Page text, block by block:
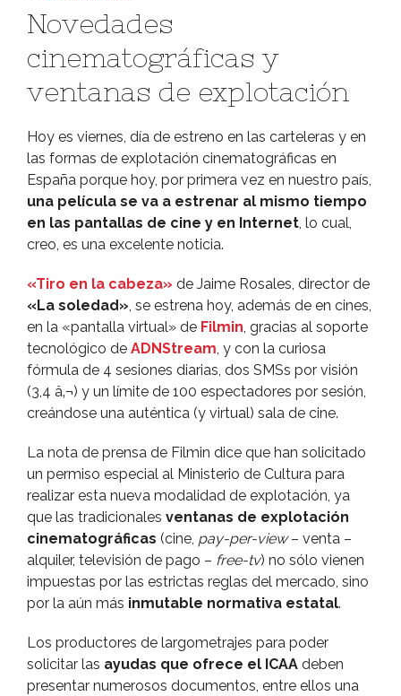
Novedades
cinematográficas y
ventanas de explotación
Hoy es viernes, dí­a de estreno en las carteleras y en
las formas de explotación cinematográficas en
España porque hoy, por primera vez en nuestro paí­s,
una pelí­cula se va a estrenar al mismo tiempo
en las pantallas de cine y en Internet, lo cual,
creo, es una excelente noticia.
«Tiro en la cabeza» de Jaime Rosales, director de
«La soledad», se estrena hoy, además de en cines,
en la «pantalla virtual» de Filmin, gracias al soporte
tecnológico de ADNStream, y con la curiosa
fórmula de 4 sesiones diarias, dos SMSs por visión
(3,4 â‚¬) y un lí­mite de 100 espectadores por sesión,
creándose una auténtica (y virtual) sala de cine.
La nota de prensa de Filmin dice que han solicitado
un permiso especial al Ministerio de Cultura para
realizar esta nueva modalidad de explotación, ya
que las tradicionales ventanas de explotación
cinematográficas (cine, pay-per-view– venta –
alquiler, televisión de pago – free-tv) no sólo vienen
impuestas por las estrictas reglas del mercado, sino
por la aún más inmutable normativa estatal.
Los productores de largometrajes para poder
solicitar las ayudas que ofrece el ICAA deben
presentar numerosos documentos, entre ellos una